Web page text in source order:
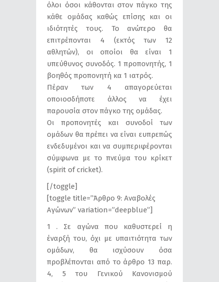
όλοι όσοι κάθονται στον πάγκο της
κάθε ομάδας καθώς επίσης και οι
ιδιότητές τους. Το ανώτερο θα
επιτρέπονται 4 (εκτός των 12
αθλητών), οι οποίοι θα είναι 1
υπεύθυνος συνοδός. 1 προπονητής, 1
βοηθός προπονητή κα 1 ιατρός.
Πέραν των 4 απαγορεύεται
οποιοσδήποτε άλλος να έχει
παρουσία στον πάγκο της ομάδας.
Οι προπονητές και συνοδοί των
ομάδων θα πρέπει να είναι ευπρεπώς
ενδεδυμένοι και να συμπεριφέρονται
σύμφωνα με το πνεύμα του κρίκετ
(spirit of cricket).
[/toggle]
[toggle title=”Άρθρο 9: Αναβολές
Αγώνων” variation=”deepblue”]
1 . Σε αγώνα που καθυστερεί η
έναρξή του, όχι με υπαιτιότητα των
ομάδων, θα ισχύσουν όσα
προβλέπονται από το άρθρο 13 παρ.
4, 5 του Γενικού Κανονισμού